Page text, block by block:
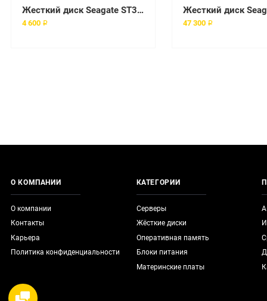
Жесткий диск Seagate ST34311A 4,3Gb 5400 IDE 3.5" HDD
4 600 ₽ 47 300 ₽
О КОМПАНИИ
О компании
Контакты
Карьера
Политика конфиденциальности
КАТЕГОРИИ
Серверы
Жёсткие диски
Оперативная память
Блоки питания
Материнские платы